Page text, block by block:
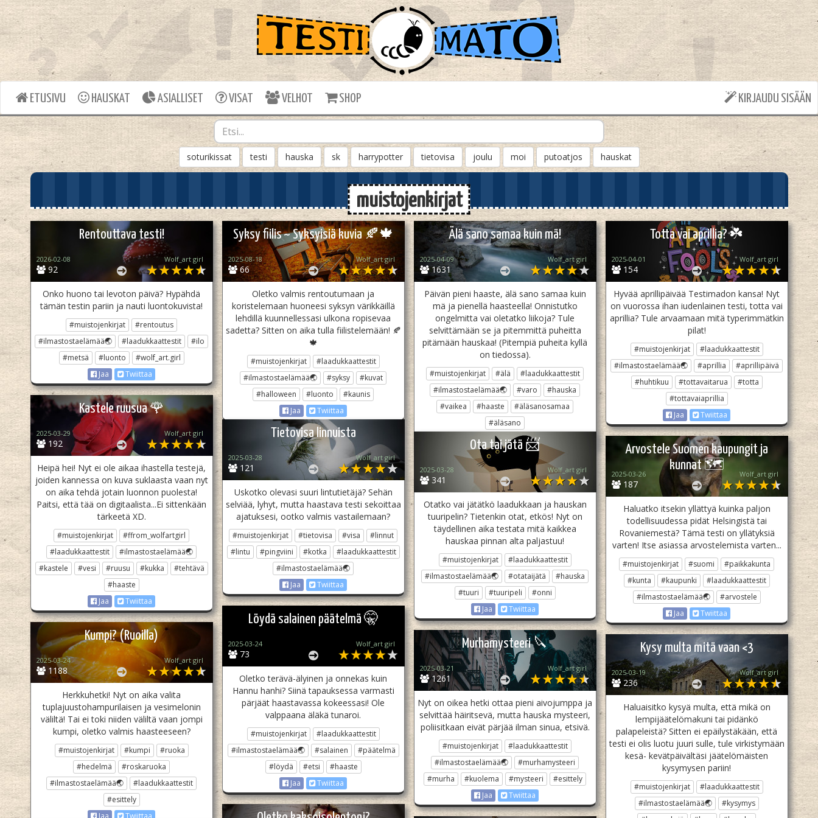
ETUSIVU HAUSKAT ASIALLISET VISAT VELHOT SHOP KIRJAUDU SISÄÄN
soturikissat testi hauska sk harrypotter tietovisa joulu moi putoatjos hauskat
muistojenkirjat
Rentouttava testi!
92
2026-02-08 Wolf_art girl ‎
Onko huono tai levoton päivä? Hypähdä
tämän testin pariin ja nauti luontokuvista!
#muistojenkirjat
#rentoutus
#ilmastostaelämää🌏
#laadukkaattestit
#ilo
#metsä
#luonto
#wolf_art.girl
Jaa
Twiittaa
Syksy fiilis ~ Syksyisiä kuvia 🍂🍁
66
2025-08-18 Wolf_art girl ‎
Oletko valmis rentoutumaan ja
koristelemaan huoneesi syksyn värikkäillä
lehdillä kuunnellessasi ulkona ropisevaa
sadetta? Sitten on aika tulla fiilistelemään! 🍂
🍁
#muistojenkirjat
#laadukkaattestit
#ilmastostaelämää🌏
#syksy
#kuvat
#halloween
#luonto
#kaunis
Jaa
Twiittaa
Älä sano samaa kuin mä!
1631
2025-04-09 Wolf_art girl ‎
Päivän pieni haaste, älä sano samaa kuin
mä ja pienellä haasteella! Onnistutko
ongelmitta vai oletatko liikoja? Tule
selvittämään se ja pitemmittä puheitta
pitämään hauskaa! (Pitempiä puheita kyllä
on tiedossa).
#muistojenkirjat #älä
#laadukkaattestit
#ilmastostaelämää🌏
#varo
#hauska
#vaikea
#haaste
#äläsanosamaa
#äläsano
Jaa
Twiittaa
Totta vai aprillia? ☘️
154
2025-04-01 Wolf_art girl ‎
Hyvää aprillipäivää Testimadon kansa! Nyt
on vuorossa ihan iudenlainen testi, totta vai
aprillia? Tule arvaamaan mitä typerimmätkin
pilat!
#muistojenkirjat
#laadukkaattestit
#ilmastostaelämää🌏
#aprillia
#aprillipäivä
#huhtikuu
#tottavaitarua
#totta
#tottavaiaprillia
Jaa
Twiittaa
Kastele ruusua 🌹
192
2025-03-29 Wolf_art girl ‎
Heipä hei! Nyt ei ole aikaa ihastella testejä,
joiden kannessa on kuva suklaasta vaan nyt
on aika tehdä jotain luonnon puolesta!
Paitsi, että tää on digitaalista...Ei sittenkään
tärkeetä XD.
#muistojenkirjat
#ffrom_wolfartgirl
#laadukkaattestit
#ilmastostaelämää🌏
#kastele
#vesi #ruusu #kukka
#tehtävä
#haaste
Jaa
Twiittaa
Tietovisa linnuista
121
2025-03-28 Wolf_art girl ‎
Uskotko olevasi suuri lintutietäjä? Sehän
selviää, lyhyt, mutta haastava testi sekoittaa
ajatuksesi, ootko valmis vastailemaan?
#muistojenkirjat #tietovisa #visa
#linnut
#lintu
#pingviini #kotka
#laadukkaattestit
#ilmastostaelämää🌏
Jaa
Twiittaa
Ota tai jätä 📨
341
2025-03-28 Wolf_art girl ‎
Otatko vai jätätkö laadukkaan ja hauskan
tuuripelin? Tietenkin otat, etkös! Nyt on
täydellinen aika testata mitä kaikkea
hauskaa pinnan alta paljastuu!
#muistojenkirjat
#laadukkaattestit
#ilmastostaelämää🌏
#otataijätä
#hauska
#tuuri
#tuuripeli
#onni
Jaa
Twiittaa
Arvostele Suomen kaupungit ja
kunnat 🗺
187
2025-03-26 Wolf_art girl ‎
Haluatko itsekin yllättyä kuinka paljon
todellisuudessa pidät Helsingistä tai
Rovaniemestä? Tämä testi on yllätyksiä
varten! Itse asiassa arvostelemista varten...
#muistojenkirjat #suomi
#paikkakunta
#kunta
#kaupunki
#laadukkaattestit
#ilmastostaelämää🌏
#arvostele
Jaa
Twiittaa
Löydä salainen päätelmä 🤫
73
2025-03-24 Wolf_art girl ‎
Oletko terävä-älyinen ja onnekas kuin
Hannu hanhi? Siinä tapauksessa varmasti
pärjäät haastavassa kokeessasi! Ole
valppaana äläkä tunaroi.
#muistojenkirjat
#laadukkaattestit
#ilmastostaelämää🌏
#salainen
#päätelmä
#löydä
#etsi
#haaste
Jaa
Twiittaa
Kumpi? (Ruoilla)
1188
2025-03-24 Wolf_art girl ‎
Herkkuhetki! Nyt on aika valita
tuplajuustohampurilaisen ja vesimelonin
väliltä! Tai ei toki niiden väliltä vaan jompi
kumpi, oletko valmis haasteeseen?
#muistojenkirjat #kumpi
#ruoka
#hedelmä
#roskaruoka
#ilmastostaelämää🌏
#laadukkaattestit
#esittely
Murhamysteeri 🔪
1261
2025-03-21 Wolf_art girl ‎
Nyt on oikea hetki ottaa pieni aivojumppa ja
selvittää häiritsevä, mutta hauska mysteeri,
poliisitkaan eivät pärjää ilman sinua, etsivä.
#muistojenkirjat
#laadukkaattestit
#ilmastostaelämää🌏
#murhamysteeri
#murha
#kuolema #mysteeri
#esittely
Jaa
Twiittaa
Kysy multa mitä vaan <3
236
2025-03-19 Wolf_art girl ‎
Haluaisitko kysyä multa, että mikä on
lempijäätelömakuni tai pidänkö
palapeleistä? Sitten ei epäilystäkään, että
testi ei olis luotu juuri sulle, tule virkistymään
kesä- kevätpäivältäsi jäätelömäisten
kysymysen pariin!
#muistojenkirjat
#laadukkaattestit
#ilmastostaelämää🌏
#kysymys